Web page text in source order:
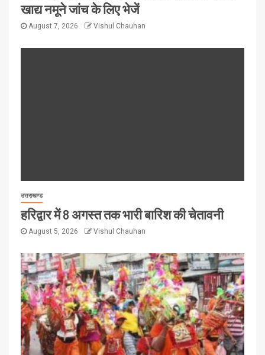
खाद्य नमूने जांच के लिए भेजें
August 7, 2026 Vishul Chauhan
उत्तराखण्ड
हरिद्वार में 8 अगस्त तक भारी बारिश की चेतावनी
August 5, 2026 Vishul Chauhan